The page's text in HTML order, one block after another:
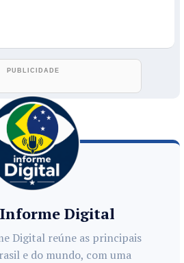
Digital
Digital reúne as principais
e do mundo, com uma